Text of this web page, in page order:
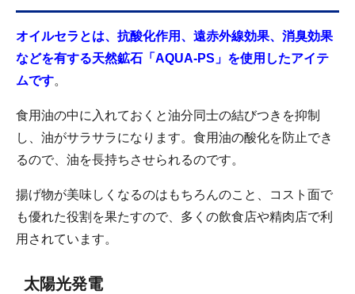
オイルセラとは、抗酸化作用、遠赤外線効果、消臭効果
などを有する天然鉱石「AQUA-PS」を使用したアイテ
ムです。
食用油の中に入れておくと油分同士の結びつきを抑制
し、油がサラサラになります。食用油の酸化を防止でき
るので、油を長持ちさせられるのです。
揚げ物が美味しくなるのはもちろんのこと、コスト面で
も優れた役割を果たすので、多くの飲食店や精肉店で利
用されています。
太陽光発電